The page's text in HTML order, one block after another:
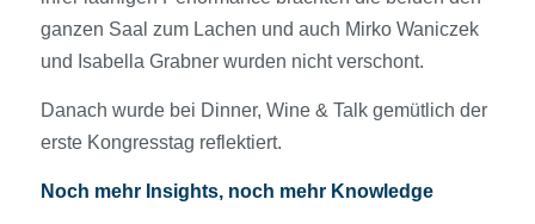
ganzen Saal zum Lachen und auch Mirko Waniczek
und Isabella Grabner wurden nicht verschont.
Danach wurde bei Dinner, Wine & Talk gemütlich der
erste Kongresstag reflektiert.
Noch mehr Insights, noch mehr Knowledge